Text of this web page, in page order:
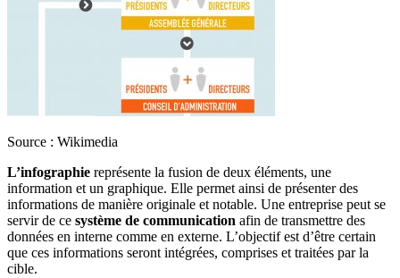
Source : Wikimedia
L’infographie représente la fusion de deux éléments, une
information et un graphique. Elle permet ainsi de présenter des
informations de manière originale et notable. Une entreprise peut se
servir de ce système de communication afin de transmettre des
données en interne comme en externe. L’objectif est d’être certain
que ces informations seront intégrées, comprises et traitées par la
cible.